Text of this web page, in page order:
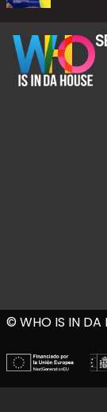
© WHO IS IN DA